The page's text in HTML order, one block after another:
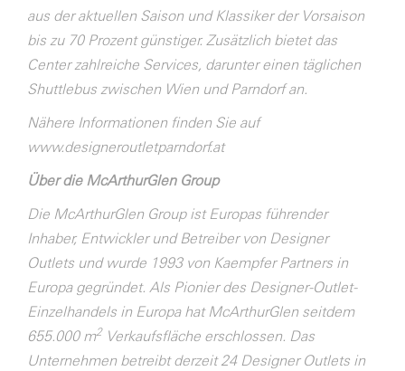
aus der aktuellen Saison und Klassiker der Vorsaison
bis zu 70 Prozent günstiger. Zusätzlich bietet das
Center zahlreiche Services, darunter einen täglichen
Shuttlebus zwischen Wien und Parndorf an.
Nähere Informationen finden Sie auf
www.designeroutletparndorf.at
Über die McArthurGlen Group
Die McArthurGlen Group ist Europas führender
Inhaber, Entwickler und Betreiber von Designer
Outlets und wurde 1993 von Kaempfer Partners in
Europa gegründet. Als Pionier des Designer-Outlet-
Einzelhandels in Europa hat McArthurGlen seitdem
655.000 m2Verkaufsfläche erschlossen. Das
Unternehmen betreibt derzeit 24 Designer Outlets in